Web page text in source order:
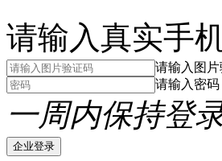
请输入真实手
请输入图
请输入密码
一周内保持登
企业登录